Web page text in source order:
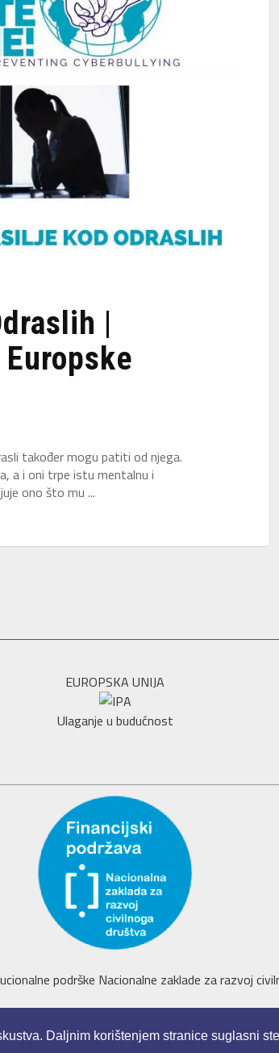
Daljnim korištenjem stranice suglasni
|
također mogu patiti od njega.
a i oni trpe istu mentalnu i
ono što mu ...
EUROPSKA UNIJA
Ulaganje u budućnost
podrške Nacionalne zaklade za razvoj